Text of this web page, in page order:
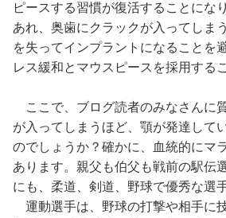
ピースする習慣が復活することにな
あれ、奥歯にクラックが入ってしま
を失ってインプラントになることを
レス緩和とマウスピースを採用する
ここで、ブログ読者のみなさんに
が入ってしまうほど、顎が発達して
のでしょうか？確かに、血統的にマ
あります。親父も伯父も戦前の駅伝
にも、柔道、剣道、野球で優秀な選
運動選手は、野球の打撃や相手に